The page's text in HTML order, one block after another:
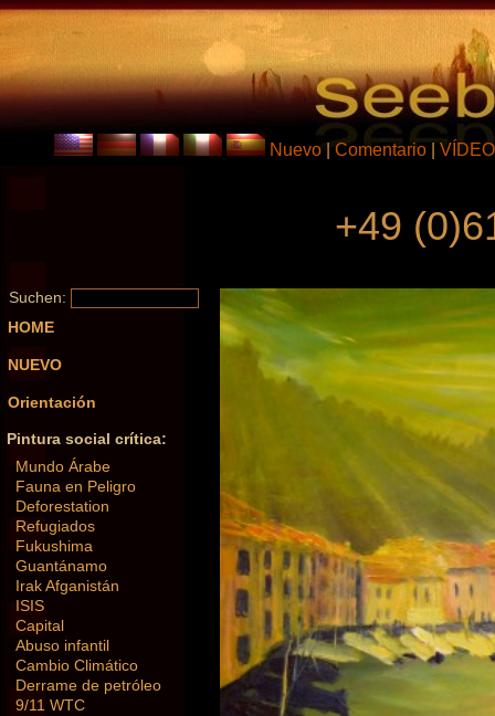
Nuevo Comentario VÍDEO
+49
Suchen:
HOME
NUEVO
Orientación
Pintura social crítica:
Mundo Árabe
Fauna en Peligro
Deforestation
Refugiados
Fukushima
Guantánamo
Irak Afganistán
ISIS
Capital
Abuso infantil
Cambio Climático
Derrame de petróleo
9/11 WTC